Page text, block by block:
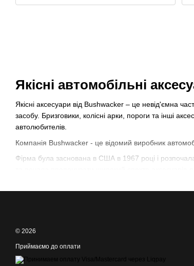
Якісні автомобільні
Якісні аксесуари від Bushwacker – це невід'ємна
засобу. Бризговики, колісні арки, пороги та інші
автолюбителів.
Компанія Bushwacker - це відомий виробник
Фірма була заснована в США в 1967 році і
Автомобільні аксесуари є високоякісними та
інших захисних елементів, продукція поєднує у собі
Килимки Bushwacker
© 2026
Приймаємо до оплати